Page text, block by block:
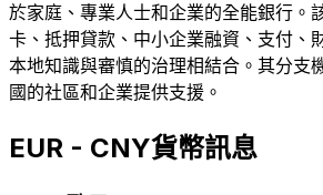
於家庭、專業人士和企業的全能銀行。
卡、抵押貸款、中小企業融資、支付、
本地知識與審慎的治理相結合。其分支
國的社區和企業提供支援。
EUR - CNY貨幣訊息